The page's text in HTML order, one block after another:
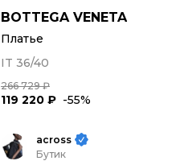
BOTTEGA VENETA
Платье
IT 36/40
266 729 ₽
119 220 ₽ -55%
across
Бутик